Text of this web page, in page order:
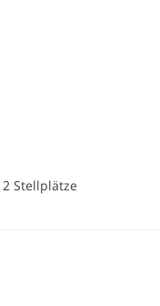
2 Stellplätze